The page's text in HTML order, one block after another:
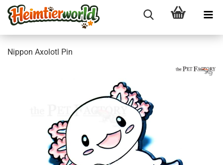
Nip­pon Axo­lotl Pin